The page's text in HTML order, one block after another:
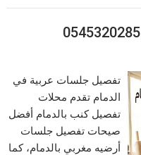
تفصيل جلسات عربية في
الدمام تقدم محلات
تفصيل كنب بالدمام أفضل
صيحات تفصيل جلسات
أرضيه مغربي بالدمام، كما